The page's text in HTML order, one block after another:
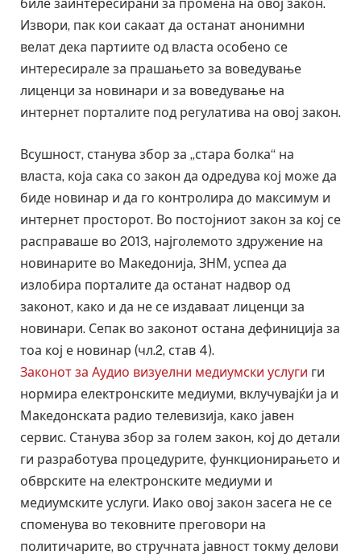
биле заинтересирани за промена на овој закон.
Извори, пак кои сакаат да останат анонимни
велат дека партиите од власта особено се
интересирале за прашањето за воведување
лиценци за новинари и за воведување на
интернет порталите под регулатива на овој закон.
Всушност, станува збор за „стара болка“ на
власта, која сака со закон да одредува кој може да
биде новинар и да го контролира до максимум и
интернет просторот. Во постојниот закон за кој се
расправаше во 2013, најголемото здружение на
новинарите во Македонија, ЗНМ, успеа да
излобира порталите да останат надвор од
законот, како и да не се издаваат лиценци за
новинари. Сепак во законот остана дефиниција за
тоа кој е новинар (чл.2, став 4).
Законот за Аудио визуелни медиумски услуги ги
нормира електронските медиуми, вклучувајќи ја и
Македонската радио телевизија, како јавен
сервис. Станува збор за голем закон, кој до детали
ги разработува процедурите, функционирањето и
обврските на електронските медиуми и
медиумските услуги. Иако овој закон засега не се
споменува во тековните преговори на
политичарите, во стручната јавност токму делови